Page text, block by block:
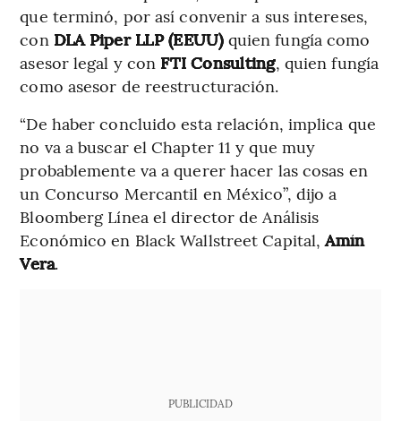
que terminó, por así convenir a sus intereses,
con DLA Piper LLP (EEUU)quien fungía como
asesor legal y con FTI Consulting, quien fungía
como asesor de reestructuración.
“De haber concluido esta relación, implica que
no va a buscar el Chapter 11 y que muy
probablemente va a querer hacer las cosas en
un Concurso Mercantil en México”, dijo a
Bloomberg Línea el director de Análisis
Económico en Black Wallstreet Capital,Amín
Vera.
PUBLICIDAD